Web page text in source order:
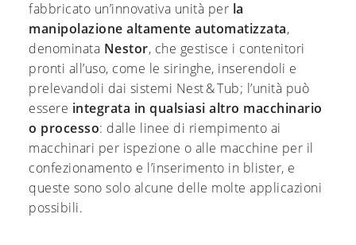
fabbricato un’innovativa unità per la
manipolazione altamente automatizzata,
denominata Nestor, che gestisce i contenitori
pronti all’uso, come le siringhe, inserendoli e
prelevandoli dai sistemi Nest & Tub; l’unità può
essere integrata in qualsiasi altro macchinario
o processo: dalle linee di riempimento ai
macchinari per ispezione o alle macchine per il
confezionamento e l’inserimento in blister, e
queste sono solo alcune delle molte applicazioni
possibili.